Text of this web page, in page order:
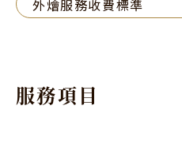
外燴服務收費標準
服務項目